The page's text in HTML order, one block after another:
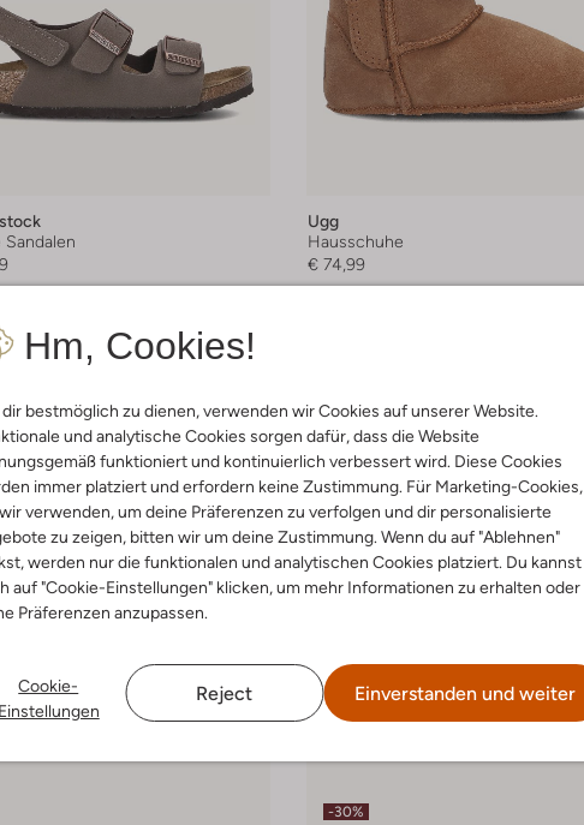
Hm, Cookies!
dir bestmöglich zu dienen, verwenden wir Cookies auf unserer Website.
und analytische Cookies sorgen dafür, dass die Website
funktioniert und kontinuierlich verbessert wird. Diese Cookies
immer platziert und erfordern keine Zustimmung. Für Marketing-Cookies,
verwenden, um deine Präferenzen zu verfolgen und dir personalisierte
zu zeigen, bitten wir um deine Zustimmung. Wenn du auf "Ablehnen"
werden nur die funktionalen und analytischen Cookies platziert. Du kannst
auf "Cookie-Einstellungen" klicken, um mehr Informationen zu erhalten oder
Präferenzen anzupassen.
Cookie-
Einstellungen
Reject Einverstanden und weiter
Sandalen
Ugg
Hausschuhe
€ 74,99
-30%